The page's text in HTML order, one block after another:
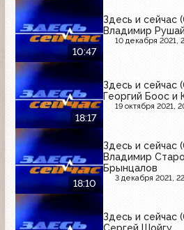
10:47
Здесь и сейчас
Владимир
10 декабря 2021,
18:17
Здесь и сейчас
Георгий Боос и
19 октября 2021,
18:10
Здесь и сейчас
Владимир
Брынцалов
3 декабря 2021,
Здесь и сейчас